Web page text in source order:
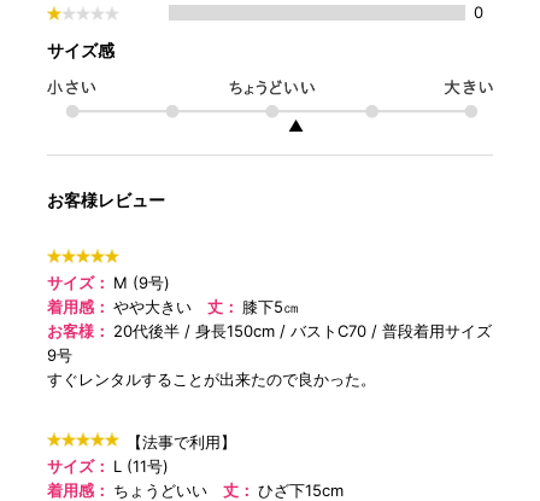
0
サイズ感
▲
お客様レビュー
サイズ： M (9号)
着用感：やや大きい 丈： 膝下5㎝
お客様： 20代後半 身長150cm バストC70
普段着用サイズ
9号
すぐレンタルすることが出来たので良かった。
【法事で利用】
サイズ： L (11号)
着用感： ちょうどいい 丈：ひざ下15cm